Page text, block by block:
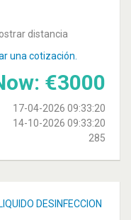
distancia
una cotización.
€3000
17-04-2026 09:33:20
14-10-2026 09:33:20
285